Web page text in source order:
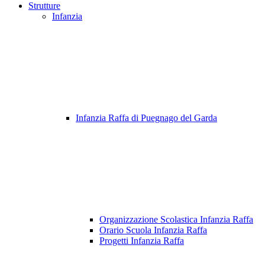
Strutture
Infanzia
Infanzia Raffa di Puegnago del Garda
Organizzazione Scolastica Infanzia Raffa
Orario Scuola Infanzia Raffa
Progetti Infanzia Raffa